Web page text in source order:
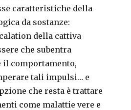
caratteristiche della
da sostanze:
della cattiva
che subentra
comportamento,
tali impulsi… e
che resta è trattare
come malattie vere e